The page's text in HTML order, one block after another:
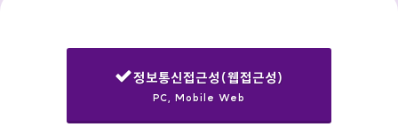
정보통신접근성(웹접근성)
PC, Mobile Web